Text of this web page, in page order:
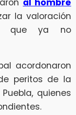
la valoración
que ya no
acordonaron
peritos de la
quienes